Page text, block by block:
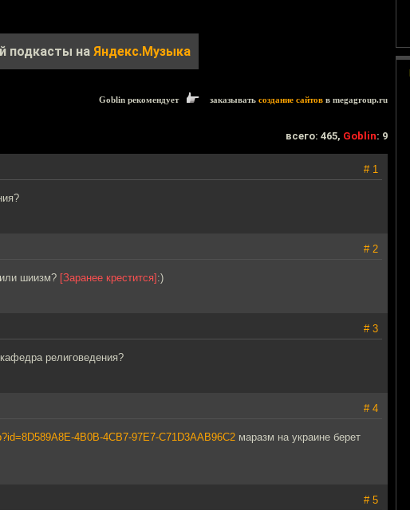
подкасты на Яндекс.Музыка
Goblin рекомендует заказывать создание сайтов в megagroup.ru
всего: 465, Goblin: 9
# 1
# 2
шиизм? [Заранее крестится] :)
# 3
религоведения?
# 4
4B0B-4CB7-97E7-C71D3AAB96C2 маразм на украине берет
# 5